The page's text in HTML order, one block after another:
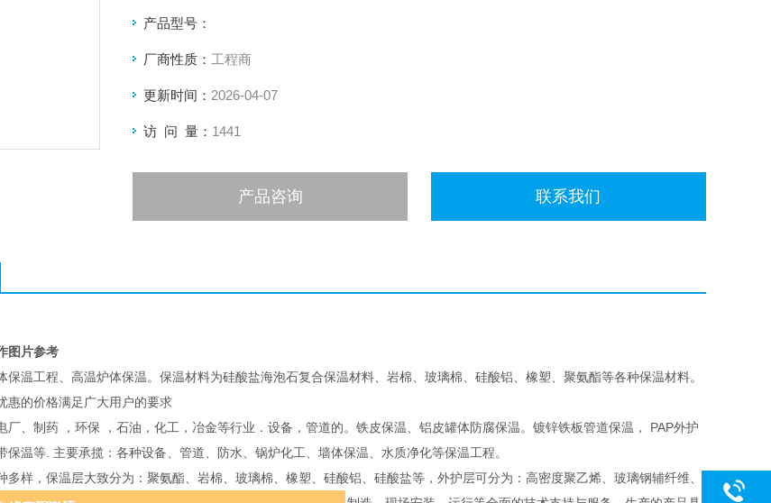
产品型号：
厂商性质： 工程商
更新时间： 2026-04-07
访 问 量： 1441
产品咨询 联系我们
图片参考
保温工程、高温炉体保温。保温材料为硅酸盐海泡石复合保温材料、岩棉、玻璃棉、硅酸铝、橡塑、聚氨酯等各种保温材料。
惠的价格满足广大用户的要求
厂、制药 ，环保 ，石油，化工，冶金等行业．设备，管道的。铁皮保温、铝皮罐体防腐保温。镀锌铁板管道保温， PAP外护
保温等. 主要承揽：各种设备、管道、防水、锅炉化工、墙体保温、水质净化等保温工程。
多样，保温层大致分为：聚氨酯、岩棉、玻璃棉、橡塑、硅酸铝、硅酸盐等，外护层可分为：高密度聚乙烯、玻璃钢辅纤维、